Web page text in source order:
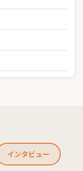
インタビュー